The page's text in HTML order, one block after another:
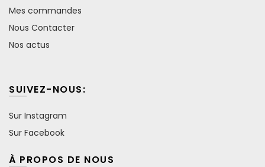
Mes commandes
Nous Contacter
Nos actus
SUIVEZ-NOUS:
Sur Instagram
Sur Facebook
À PROPOS DE NOUS